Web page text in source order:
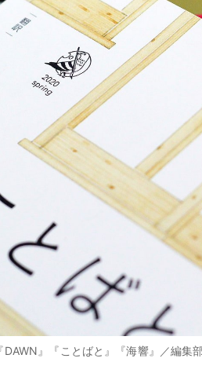
DAWN』『ことばと』『海響』／編集